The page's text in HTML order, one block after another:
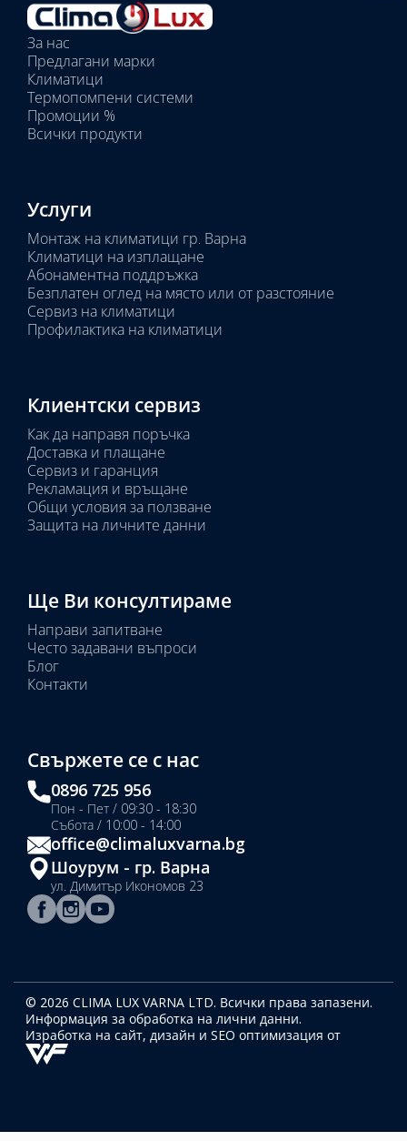
Избрани
вътрешни
тела:
Избрано
тяло:
За нас
Предлагани марки
Климатици
Термопомпени системи
Промоции %
Всички продукти
Услуги
Монтаж на климатици гр. Варна
Климатици на изплащане
Абонаментна поддръжка
Безплатен оглед на място или от разстояние
Сервиз на климатици
Профилактика на климатици
Клиентски сервиз
Как да направя поръчка
Доставка и плащане
Сервиз и гаранция
Рекламация и връщане
Общи условия за ползване
Защита на личните данни
Ще Ви консултираме
Направи запитване
Често задавани въпроси
Блог
Контакти
Свържете се с нас
0896 725 956
Пон - Пет / 09:30 - 18:30
Събота / 10:00 - 14:00
office@climaluxvarna.bg
Шоурум - гр. Варна
ул. Димитър Икономов 23
© 2026 CLIMA LUX VARNA LTD. Всички права запазени.
Информация за обработка на лични данни.
Изработка на сайт, дизайн и SEO оптимизация от